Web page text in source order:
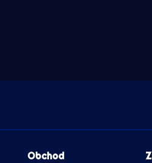
Obchod